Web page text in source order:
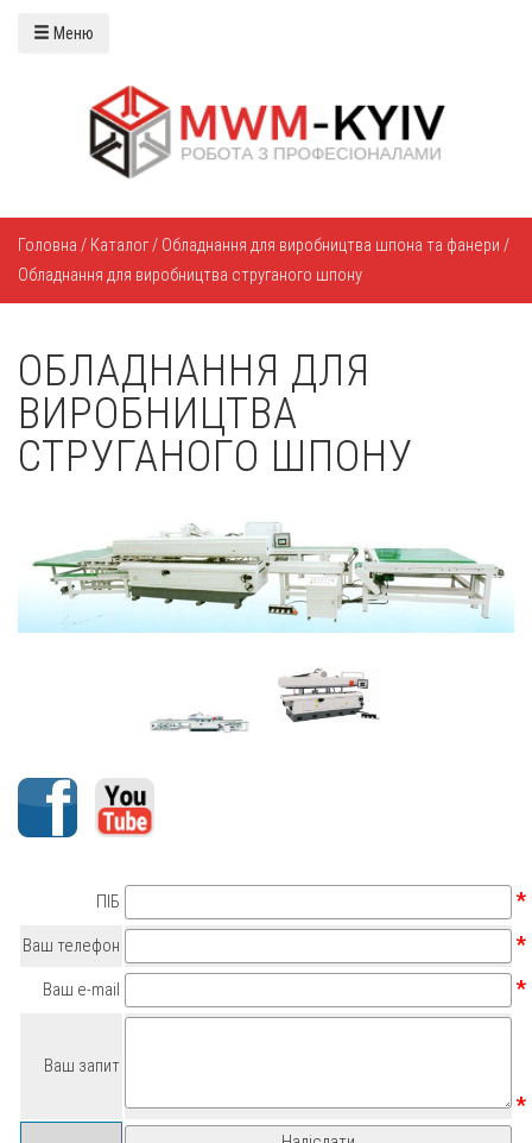
Меню
Головна / Каталог/ Обладнання для виробництва шпона та фанери /
Обладнання для виробництва струганого шпону
ОБЛАДНАННЯ ДЛЯ
ВИРОБНИЦТВА
СТРУГАНОГО ШПОНУ
ПІБ *
Ваш телефон *
Ваш e-mail *
Ваш запит
*